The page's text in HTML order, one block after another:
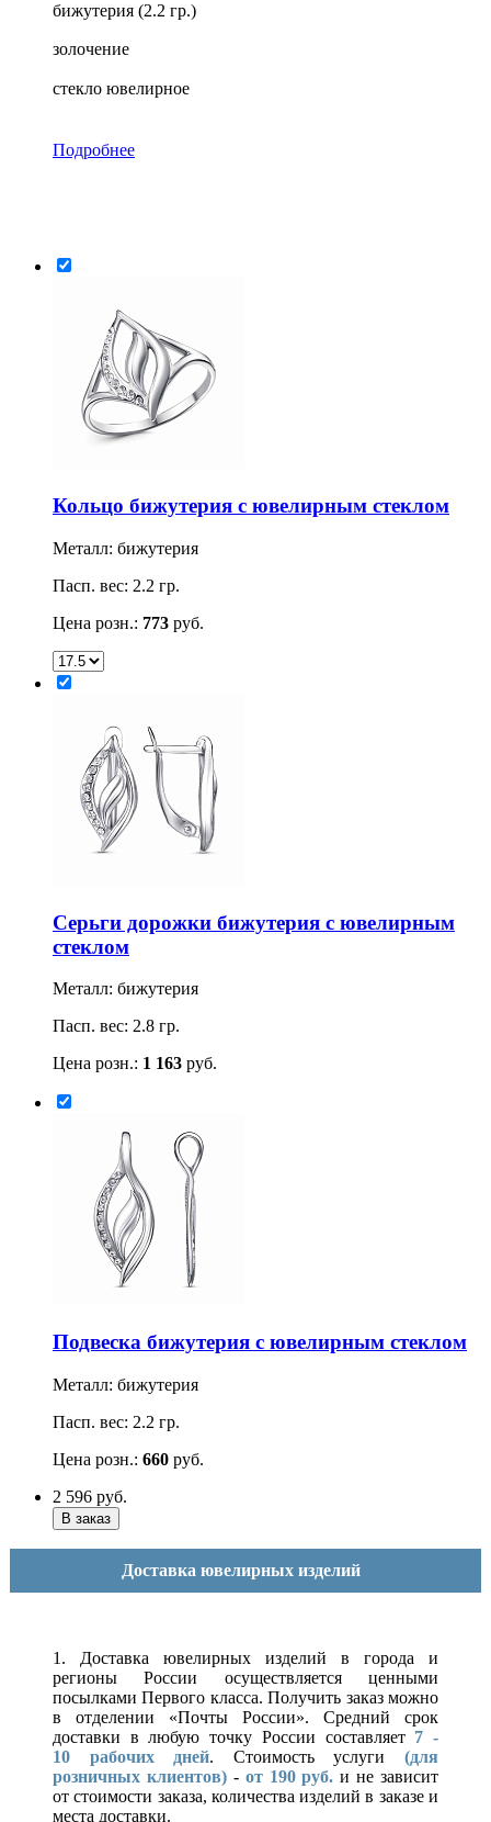
бижутерия (2.2 гр.)
золочение
стекло ювелирное
Подробнее
Кольцо бижутерия с ювелирным стеклом
Металл: бижутерия
Пасп. вес: 2.2 гр.
Цена розн.: 773 руб.
Серьги дорожки бижутерия с ювелирным
стеклом
Металл: бижутерия
Пасп. вес: 2.8 гр.
Цена розн.: 1 163 руб.
Подвеска бижутерия с ювелирным стеклом
Металл: бижутерия
Пасп. вес: 2.2 гр.
Цена розн.: 660 руб.
2 596 руб.
Доставка ювелирных изделий
1. Доставка ювелирных изделий в города и
регионы России осуществляется ценными
посылками Первого класса. Получить заказ можно
в отделении «Почты России». Средний срок
доставки в любую точку России составляет 7 -
10 рабочих дней. Стоимость услуги(для
розничных клиентов)- от 190 руб. и не зависит
от стоимости заказа, количества изделий в заказе и
места доставки.